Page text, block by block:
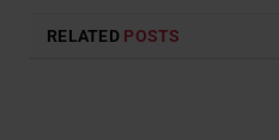
RELATED POSTS